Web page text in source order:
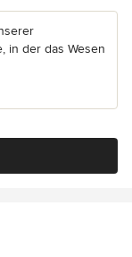
in der das Wesen